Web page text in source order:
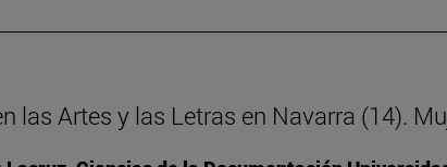
las Artes y las Letras en Navarra (14).